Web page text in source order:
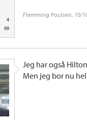
4
99
Flemming Poulsen, 10/
Jeg har også
Men jeg bor nu